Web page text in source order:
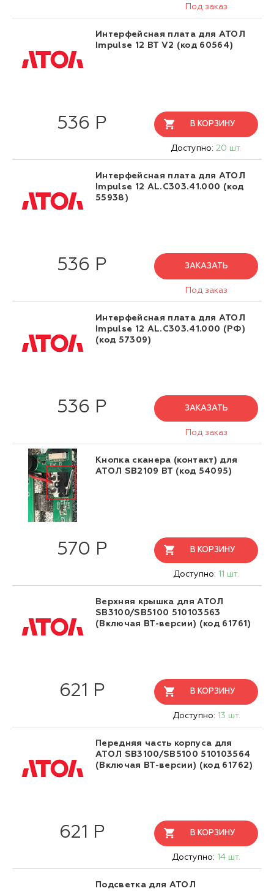
Под заказ
Интерфейсная плата для АТОЛ
Impulse 12 BT V2 (код 60564)
536 Р В КОРЗИНУ
Доступно: 20 шт.
Интерфейсная плата для АТОЛ
Impulse 12 AL.C303.41.000 (код
55938)
536 Р ЗАКАЗАТЬ
Под заказ
Интерфейсная плата для АТОЛ
Impulse 12 AL.C303.41.000 (РФ)
(код 57309)
536 Р ЗАКАЗАТЬ
Под заказ
Кнопка сканера (контакт) для
АТОЛ SB2109 BT (код 54095)
570 Р В КОРЗИНУ
Доступно: 11 шт.
Верхняя крышка для АТОЛ
SB3100/SB5100 510103563
(Включая BT-версии) (код 61761)
621 Р В КОРЗИНУ
Доступно: 13 шт.
Передняя часть корпуса для
АТОЛ SB3100/SB5100 510103564
(Включая BT-версии) (код 61762)
621 Р В КОРЗИНУ
Доступно: 14 шт.
Подсветка для АТОЛ